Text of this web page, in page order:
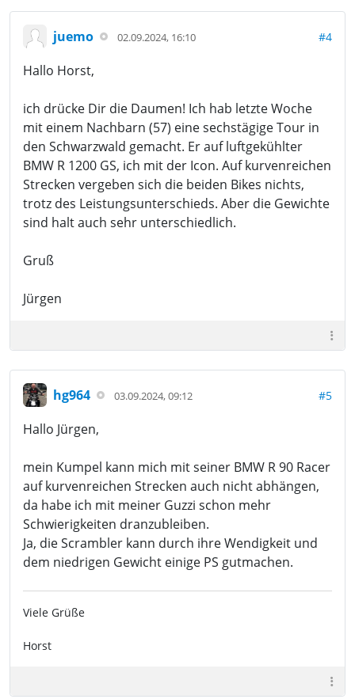
juemo 02.09.2024, 16:10 #4
Hallo Horst,
ich drücke Dir die Daumen! Ich hab letzte Woche
mit einem Nachbarn (57) eine sechstägige Tour in
den Schwarzwald gemacht. Er auf luftgekühlter
BMW R 1200 GS, ich mit der Icon. Auf kurvenreichen
Strecken vergeben sich die beiden Bikes nichts,
trotz des Leistungsunterschieds. Aber die Gewichte
sind halt auch sehr unterschiedlich.
Gruß
Jürgen
hg964 03.09.2024, 09:12 #5
Hallo Jürgen,
mein Kumpel kann mich mit seiner BMW R 90 Racer
auf kurvenreichen Strecken auch nicht abhängen,
da habe ich mit meiner Guzzi schon mehr
Schwierigkeiten dranzubleiben.
Ja, die Scrambler kann durch ihre Wendigkeit und
dem niedrigen Gewicht einige PS gutmachen.
Viele Grüße
Horst